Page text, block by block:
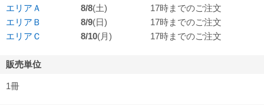
エリアＡ
8/8(土)
17時までのご注文
エリアＢ
8/9(日)
17時までのご注文
エリアＣ
8/10(月) 17時までのご注文
販売単位
1冊